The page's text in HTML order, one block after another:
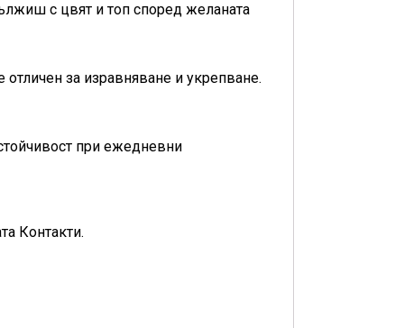
с цвят и топ според желаната
за изравняване и укрепване.
при ежедневни
Контакти.